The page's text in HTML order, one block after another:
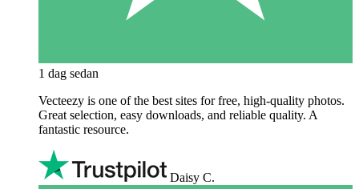
1 dag sedan
Vecteezy is one of the best sites for free, high‑quality photos.
Great selection, easy downloads, and reliable quality. A
fantastic resource.
Daisy C.